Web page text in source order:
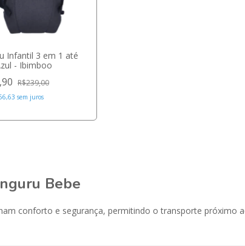
Infantil 3 em 1 até
- Ibimboo
R$239,00
sem juros
Bebe
conforto e segurança, permitindo o transporte próximo